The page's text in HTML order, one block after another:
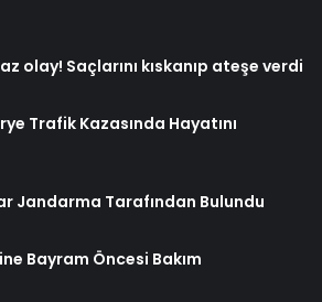
olay! Saçlarını kıskanıp ateşe verdi
Trafik Kazasında Hayatını
Jandarma Tarafından Bulundu
Bayram Öncesi Bakım